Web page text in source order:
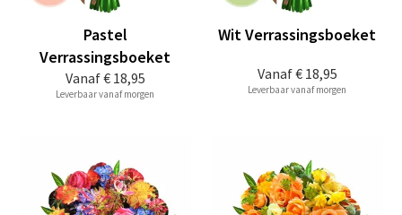
Vanaf€ 18,95
Pastel
Verrassingsboeket
Leverbaar vanaf morgen
Vanaf€ 18,95
Wit Verrassingsboeket
Leverbaar vanaf morgen